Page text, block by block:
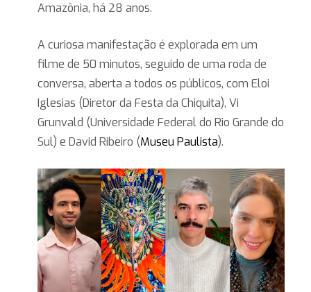
Amazônia, há 28 anos.
A curiosa manifestação é explorada em um
filme de 50 minutos, seguido de uma roda de
conversa, aberta a todos os públicos, com Eloi
Iglesias (Diretor da Festa da Chiquita), Vi
Grunvald (Universidade Federal do Rio Grande do
Sul) e David Ribeiro (Museu Paulista).